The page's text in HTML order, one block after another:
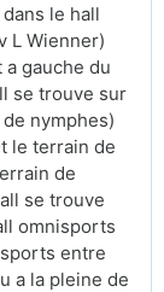
le hall
L Wienner)
gauche du
se trouve sur
nymphes)
le terrain de
de
se trouve
omnisports
entre
a la pleine de